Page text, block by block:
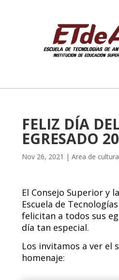
FELIZ DÍA
EGRESADO
Nov 26, 2021 | Area de cultura
El Consejo Superior y
Escuela de
felicitan a todos sus
día tan especial.
Los invitamos a ver el
homenaje: